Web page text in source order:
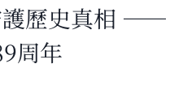
護歷史真相 ——
周年